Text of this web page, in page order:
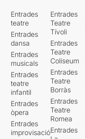
Entrades
teatre
Entrades
dansa
Entrades
musicals
Entrades
teatre
infantil
Entrades
òpera
Entrades
improvisació
Entrades
Teatre
Tívoli
Entrades
Teatre
Coliseum
Entrades
Teatre
Borràs
Entrades
Teatre
Romea
Entrades